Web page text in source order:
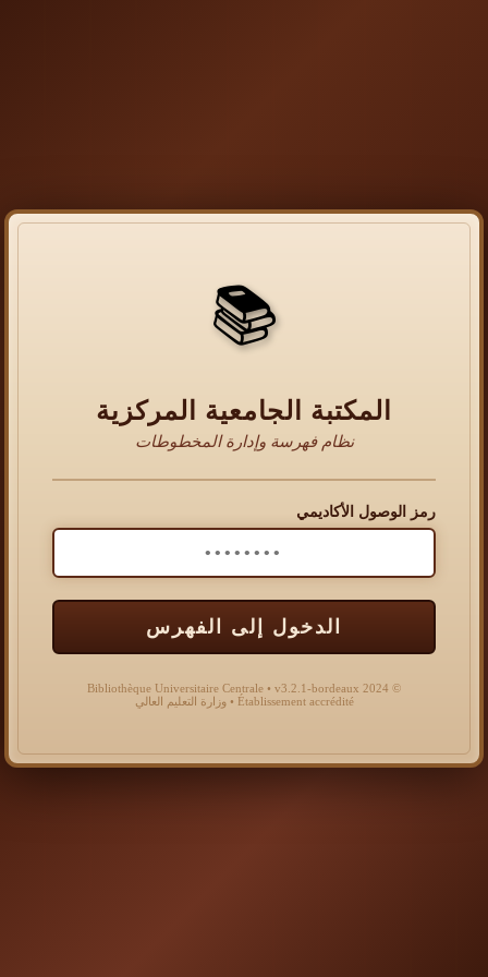
📚
المكتبة الجامعية المركزية
نظام فهرسة وإدارة المخطوطات
رمز الوصول الأكاديمي
الدخول إلى الفهرس
© 2024 Bibliothèque Universitaire Centrale • v3.2.1-bordeaux
Établissement accrédité • وزارة التعليم العالي